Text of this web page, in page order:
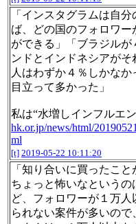
「インスタグラムは自
ば、どの国のフォロワー
ができる」「ブラジルが
ンドとインドネシアが
人はわずか４％しかな
目立って多かった」
私は“水増しインフルエ
hk.or.jp/news/html/
ml
[t] 2019-05-22 10:11:20
「知り合いに買ったこ
ちょっと怖いなというの
ど、フォロワーが１万
られない案件が多いので